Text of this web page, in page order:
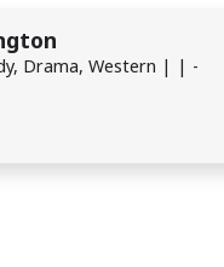
Drama, Western | | -